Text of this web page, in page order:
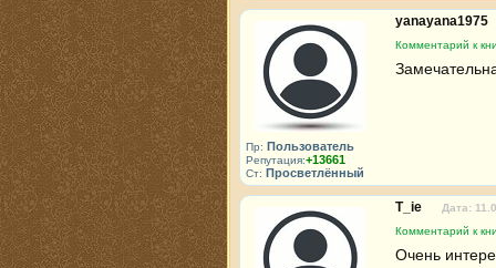
Пр: Пользователь
Репутация:+13661
Ст: Просветлённый
yanayana1975
Комментарий к
T_ie
Дата:
Комментарий к
Очень